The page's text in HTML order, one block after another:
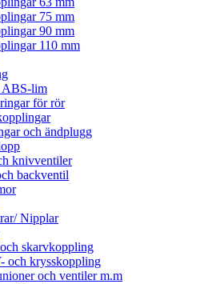
75 mm
90 mm
110 mm
ABS-lim
för rör
och ändplugg
knivventiler
backventil
Nipplar
skarvkoppling
och krysskoppling
och ventiler m.m